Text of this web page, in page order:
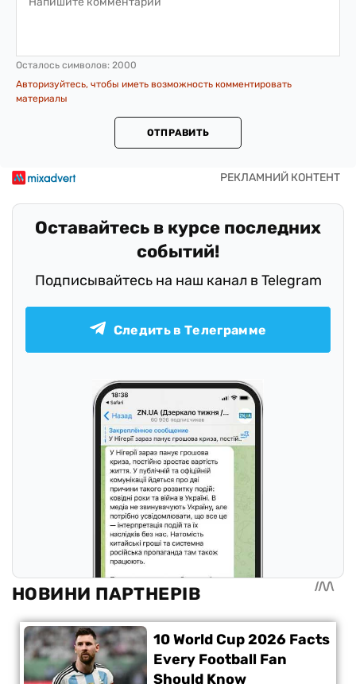
Осталось символов: 2000
Авторизуйтесь, чтобы иметь возможность комментировать
материалы
ОТПРАВИТЬ
Оставайтесь в курсе последних
событий!
Подписывайтесь на наш канал в Telegram
Следить в Телеграмме